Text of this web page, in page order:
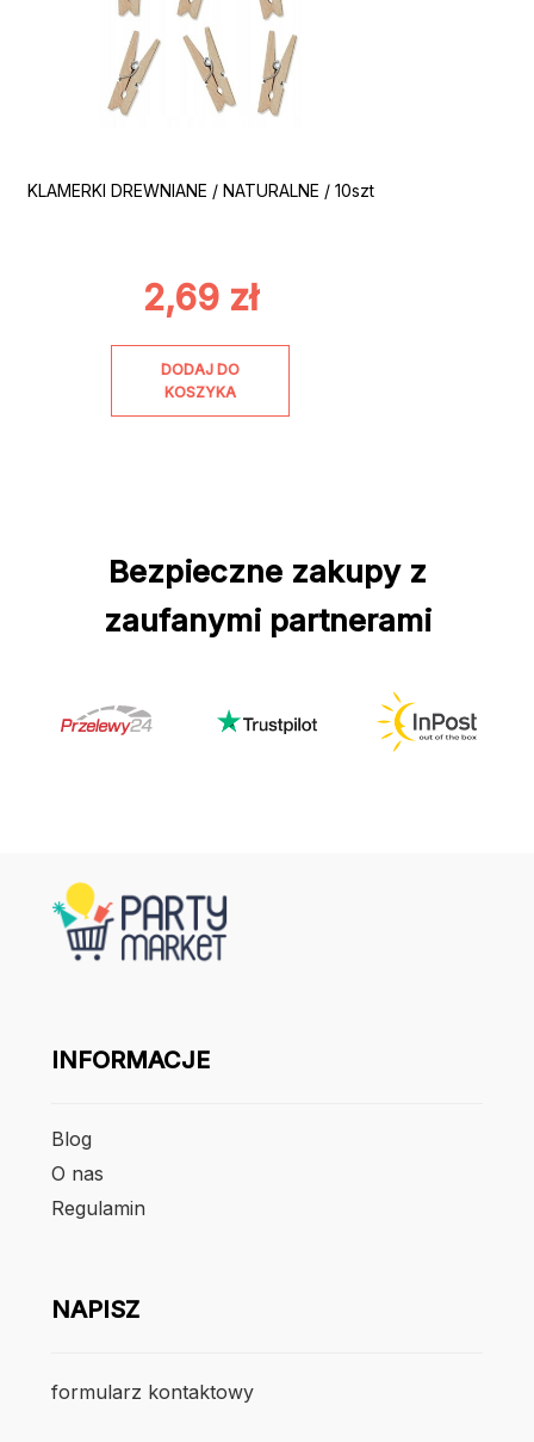
KLAMERKI DREWNIANE / NATURALNE / 10szt
2,69 zł
DODAJ DO
KOSZYKA
Bezpieczne zakupy z
zaufanymi partnerami
INFORMACJE
Blog
O nas
Regulamin
NAPISZ
formularz kontaktowy